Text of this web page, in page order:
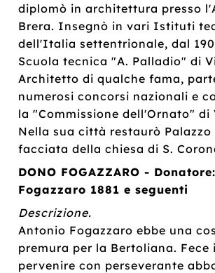
diplomò in architettura presso
Brera. Insegnò in vari Istituti
dell'Italia settentrionale, dal
Scuola tecnica "A. Palladio" di
Architetto di qualche fama,
numerosi concorsi nazionali e
la "Commissione dell'Ornato" di
Nella sua città restaurò Palazzo
facciata della chiesa di S.
DONO FOGAZZARO -
Fogazzaro 1881 e seguenti
Descrizione.
Antonio Fogazzaro ebbe una
premura per la Bertoliana.
pervenire con perseverante